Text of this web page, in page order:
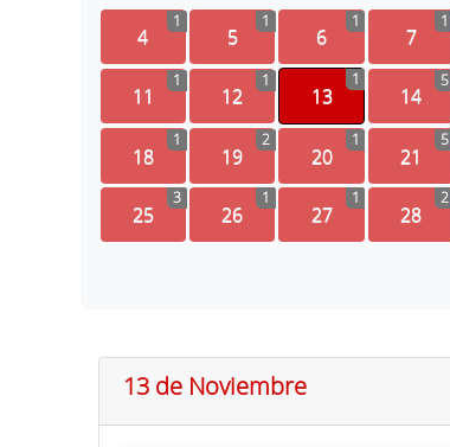
4
1
5
1
6
1
7
1
11
1
12
1
13
1
14
5
18
1
19
2
20
1
21
5
25
3
26
1
27
1
28
2
13 de Noviembre